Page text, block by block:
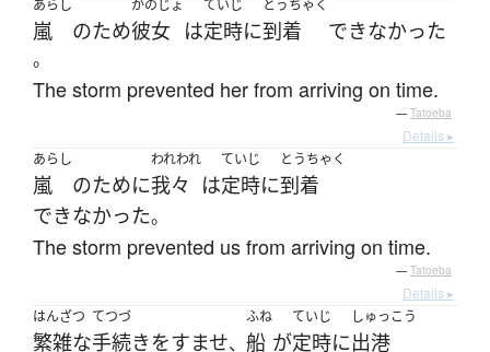
あらし
嵐 のため
かのじょ
彼女 は
ていじ
定時に
とうちゃく
到着 できなかった
。
The storm prevented her from arriving on time.
— Tatoeba
Details ▸
あらし
嵐 のために
われわれ
我々 は
ていじ
定時に
とうちゃく
到着
できなかった。
The storm prevented us from arriving on time.
— Tatoeba
Details ▸
はんざつ
繁雑な
てつづ
手続きをすませ、
ふね
船 が
ていじ
定時に
しゅっこう
出港